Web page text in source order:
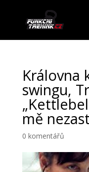
Královna
swingu,
mě
0 komentářů